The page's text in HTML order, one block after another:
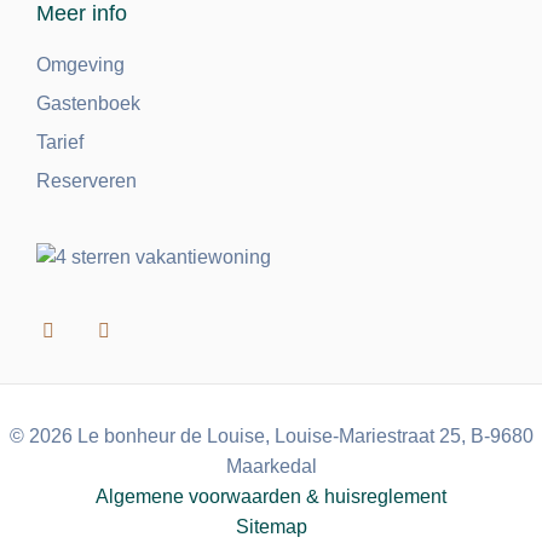
Meer info
Omgeving
Gastenboek
Tarief
Reserveren
© 2026 Le bonheur de Louise, Louise-Mariestraat 25, B-9680
Maarkedal
Algemene voorwaarden & huisreglement
Sitemap